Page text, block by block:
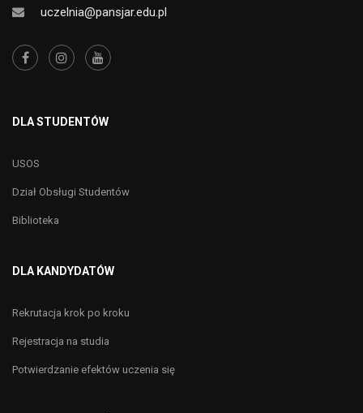
uczelnia@pansjar.edu.pl
DLA STUDENTÓW
USOS
Dział Obsługi Studentów
Biblioteka
DLA KANDYDATÓW
Rekrutacja krok po kroku
Rejestracja na studia
Potwierdzanie efektów uczenia się